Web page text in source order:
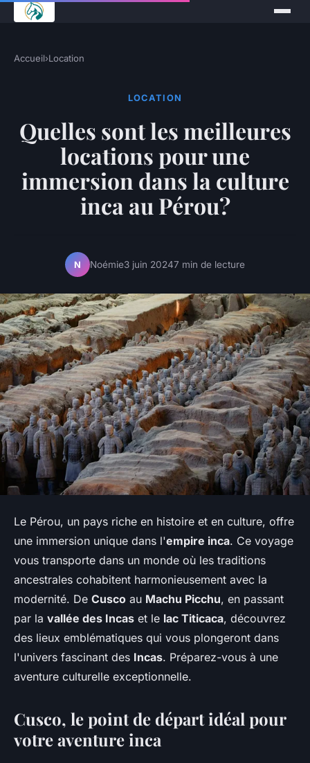
Accueil›Location
LOCATION
Quelles sont les meilleures
locations pour une
immersion dans la culture
inca au Pérou?
N Noémie3 juin 20247 min de lecture
Le Pérou, un pays riche en histoire et en culture, offre
une immersion unique dans l'empire inca. Ce voyage
vous transporte dans un monde où les traditions
ancestrales cohabitent harmonieusement avec la
modernité. De Cusco au Machu Picchu, en passant
par la vallée des Incas et le lac Titicaca, découvrez
des lieux emblématiques qui vous plongeront dans
l'univers fascinant des Incas. Préparez-vous à une
aventure culturelle exceptionnelle.
Cusco, le point de départ idéal pour
votre aventure inca